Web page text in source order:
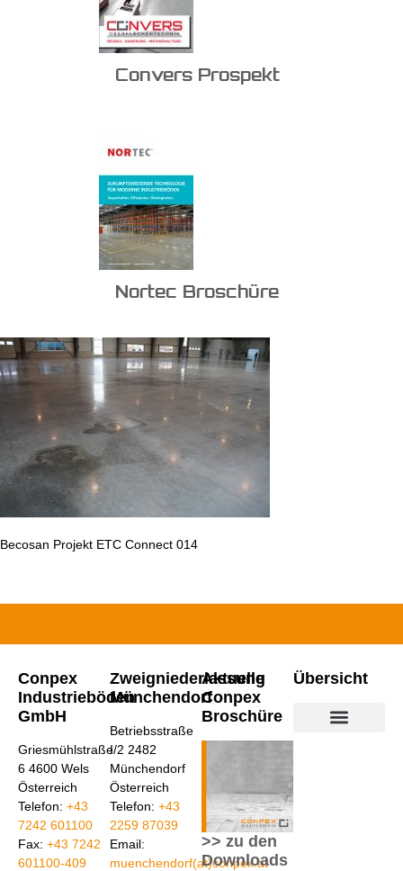
Convers Prospekt
Nortec Broschüre
Becosan Projekt ETC Connect 014
Conpex
Industrieböden
GmbH
Griesmühlstraße
6 4600 Wels
Österreich
Telefon: +43
7242 601100
Fax: +43 7242
601100-409
Zweigniederlassung
Münchendorf
Betriebsstraße
I/2 2482
Münchendorf
Österreich
Telefon: +43
2259 87039
Email:
muenchendorf(at)conpex.at
Aktuelle
Conpex
Broschüre
>> zu den
Downloads
Übersicht